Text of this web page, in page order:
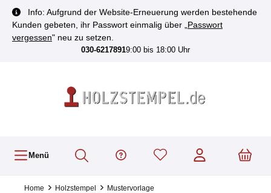
springen
Info: Aufgrund der Website-Erneuerung werden bestehende
Kunden gebeten, ihr Passwort einmalig über „ Passwort
vergessen" neu zu setzen.
030-62178919:00 bis 18:00 Uhr
Menü
Home Holzstempel Mustervorlage